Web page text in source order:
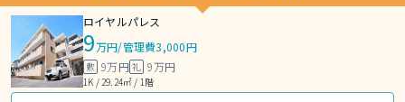
ロイヤルパレス
9万円/管理費3,000円
敷 9万円礼 9万円
1K / 29.24㎡ / 1階